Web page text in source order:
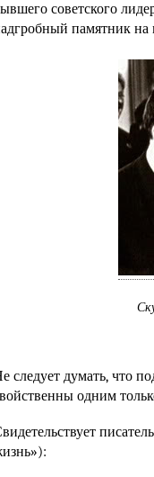
советского
памятник
следует думать, что
одним